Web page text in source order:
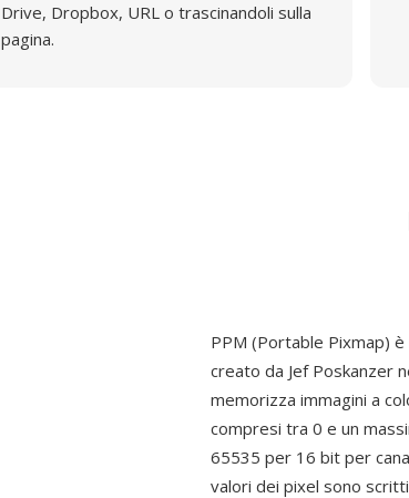
Drive, Dropbox, URL o trascinandoli sulla
pagina.
PPM (Portable Pixmap)
creato da Jef Poskanzer
memorizza immagini a
compresi tra 0 e un
65535 per 16 bit per
valori dei pixel sono